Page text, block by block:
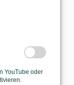
Kanälen
YouTube oder